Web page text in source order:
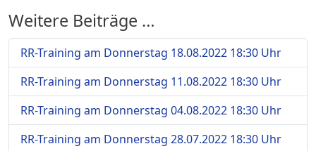
Weitere Beiträge …
RR-Training am Donnerstag 18.08.2022 18:30 Uhr
RR-Training am Donnerstag 11.08.2022 18:30 Uhr
RR-Training am Donnerstag 04.08.2022 18:30 Uhr
RR-Training am Donnerstag 28.07.2022 18:30 Uhr